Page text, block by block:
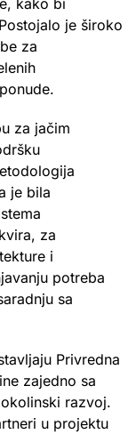
je široko
za
za jačim
je bila
za
i
potreba
sa
Privredna
zajedno sa
razvoj.
u projektu